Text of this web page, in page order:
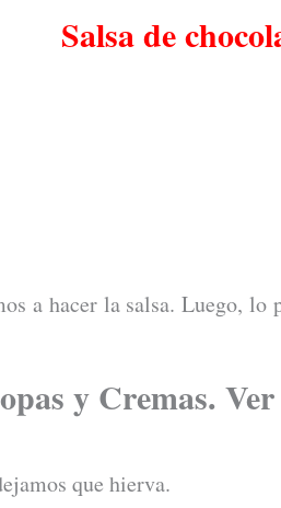
Salsa de
a hacer la salsa. Luego,
y Cremas.
que hierva.